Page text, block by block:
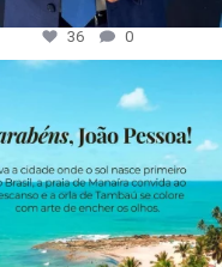
36 0